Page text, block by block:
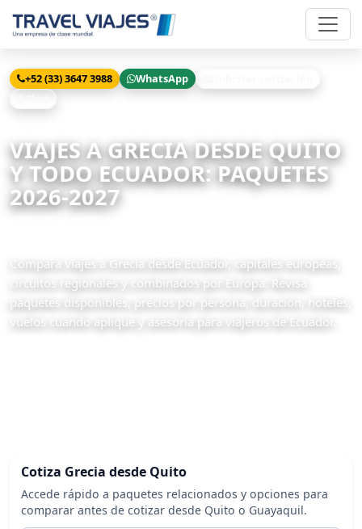
+52 (33) 3647 3988 WhatsApp
VIAJES A GRECIA DESDE QUITO
Y TODO ECUADOR: PAQUETES
2026-2027
Compara viajes a Grecia desde Ecuador, capitales europeas,
circuitos regionales y combinados por Europa. Revisa
paquetes disponibles, precios por persona, duración, hoteles,
vuelos cuando aplique y asesoría para viajeros de Ecuador.
Cotiza Grecia desde Quito
Accede rápido a paquetes relacionados y opciones para
comparar antes de cotizar desde Quito o Guayaquil.